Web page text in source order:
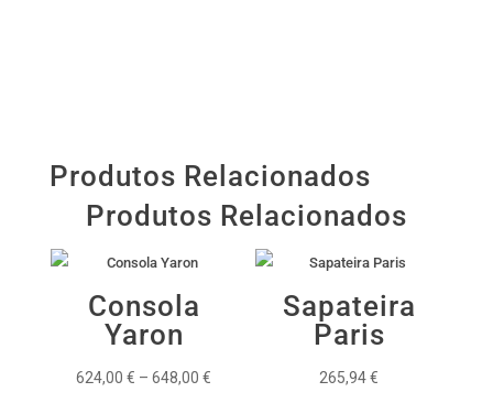
Produtos Relacionados
Produtos Relacionados
Consola
Yaron
624,00€ – 648,00€
Sapateira
Paris
265,94€